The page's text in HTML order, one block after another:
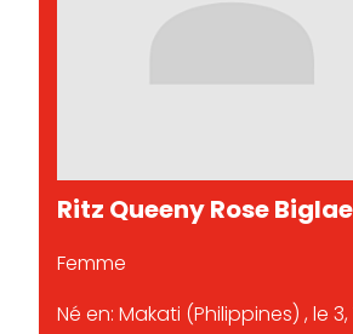
Ritz Queeny Rose
Femme
Né en: Makati (Philippines) , le 3,